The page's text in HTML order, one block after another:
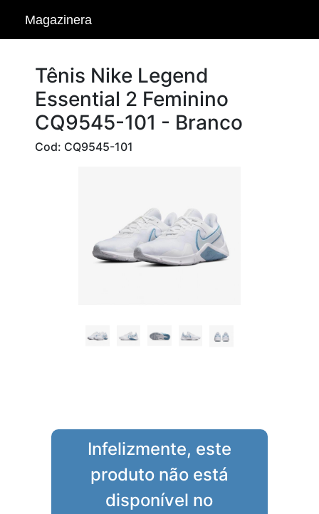
Magazinera
Tênis Nike Legend
Essential 2 Feminino
CQ9545-101 - Branco
Cod: CQ9545-101
Infelizmente, este
produto não está
disponível no